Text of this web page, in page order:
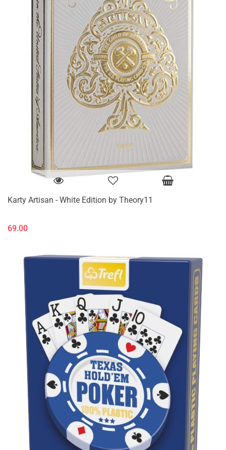
Karty Artisan - White Edition by Theory11
69.00